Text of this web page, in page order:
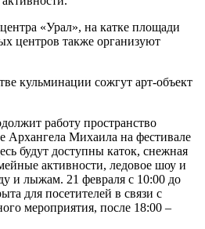
«Урал», на катке площади
центров также организуют
кульминации сожгут арт-объект
работу пространство
Архангела Михаила на фестивале
будут доступны каток, снежная
активности, ледовое шоу и
и лыжам. 21 февраля с 10:00 до
для посетителей в связи с
мероприятия, после 18:00 –